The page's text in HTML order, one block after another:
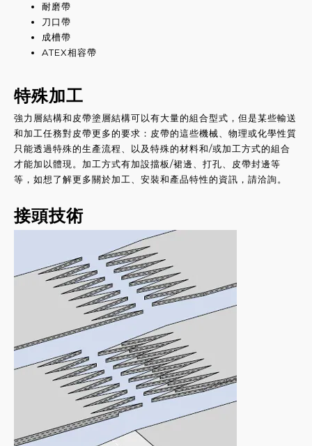
耐磨帶
刀口帶
成槽帶
ATEX相容帶
特殊加工
強力層結構和皮帶塗層結構可以有大量的組合型式，但是某些輸送
和加工任務對皮帶更多的要求：皮帶的這些機械、物理或化學性質
只能透過特殊的生產流程、以及特殊的材料和/或加工方式的組合
才能加以體現。 加工方式有加設擋板/裙邊 打孔
皮帶封邊等
等，如想了解更多關於加工 安裝和產品特性的資訊 ， 請洽詢。
接頭技術